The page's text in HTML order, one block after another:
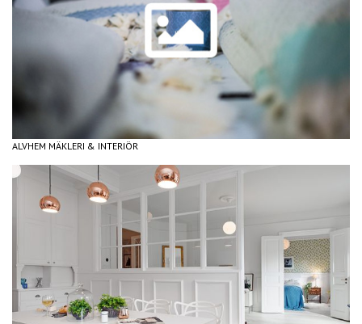
ALVHEM MÄKLERI & INTERIÖR